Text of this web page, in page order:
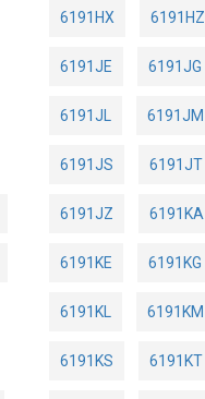
6191HX 6191HZ
6191JE 6191JG
6191JL 6191JM
6191JS 6191JT
6191JZ 6191KA
6191KE 6191KG
6191KL 6191KM
6191KS 6191KT